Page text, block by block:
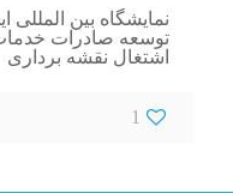
نمايشگاه بين المللی
توسعه صادرات
اشتغال نقشه برداری
1